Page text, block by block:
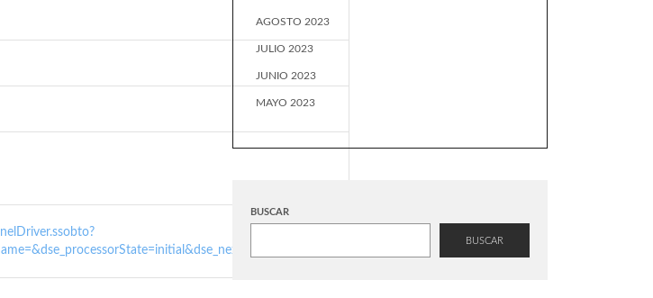
AGOSTO 2023
JULIO 2023
JUNIO 2023
MAYO 2023
BUSCAR
BUSCAR